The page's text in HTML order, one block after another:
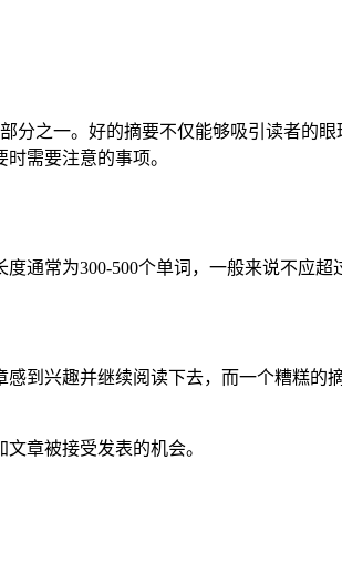
分之一。好的摘要不仅能够吸引读者的
需要注意的事项。
通常为300-500个单词，一般来说不应超
到兴趣并继续阅读下去，而一个糟糕的
章被接受发表的机会。